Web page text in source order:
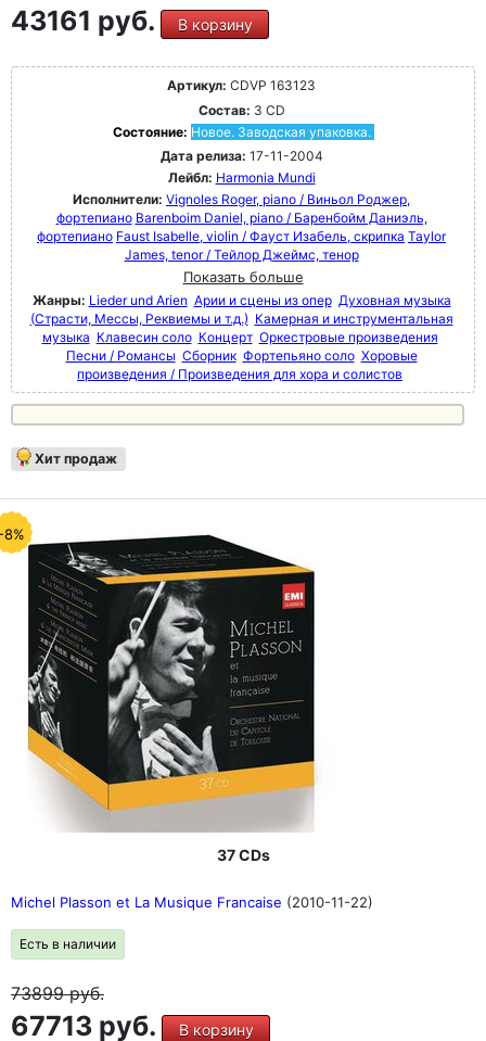
43161 руб. В корзину
Артикул: CDVP 163123
Состав: 3 CD
Состояние: Новое. Заводская упаковка.
Дата релиза: 17-11-2004
Лейбл: Harmonia Mundi
Исполнители: Vignoles Roger, piano / Виньол Роджер,
фортепиано Barenboim Daniel, piano / Баренбойм Даниэль,
фортепиано Faust Isabelle, violin / Фауст Изабель, скрипка Taylor
James, tenor / Тейлор Джеймс, тенор
Показать больше
Жанры: Lieder und Arien Арии и сцены из опер Духовная музыка
(Страсти, Мессы, Реквиемы и т.д.) Камерная и инструментальная
музыка Клавесин соло Концерт Оркестровые произведения
Песни / Романсы Сборник Фортепьяно соло Хоровые
произведения / Произведения для хора и солистов
Хит продаж
8%
37 CDs
Michel Plasson et La Musique Francaise (2010-11-22)
Есть в наличии
73899руб.
67713 руб. В корзину